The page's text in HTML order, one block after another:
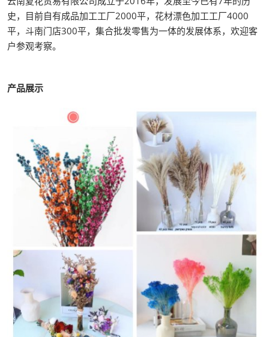
史，目前自有成品加工工厂2000平，花材漂色加工工厂4000
平，斗南门店300平，集合批发零售为一体的发展体系，欢迎客
户参观考察。
产品展示